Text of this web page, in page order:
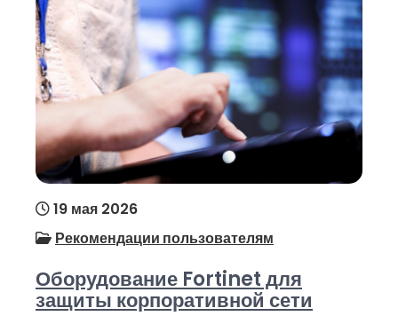
19 мая 2026
Рекомендации пользователям
Оборудование Fortinet для
защиты корпоративной сети